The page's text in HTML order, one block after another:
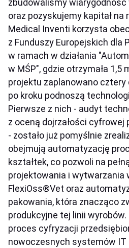
zbudowaliśmy
oraz pozyskujemy kapitał na
Medical Inventi korzysta
z Funduszy Europejskich dla
w ramach w działania
w MŚP", gdzie otrzymała 1,5
projektu zaplanowano cztery
po kroku podnoszą
Pierwsze z nich - audyt
z oceną dojrzałości
- zostało już pomyślnie
obejmują automatyzację
kształtek, co pozwoli na
projektowania i wytwarzania
FlexiOss®Vet oraz
pakowania, która znacząco
produkcyjne tej linii wyrobów.
proces cyfryzacji
nowoczesnych systemów IT